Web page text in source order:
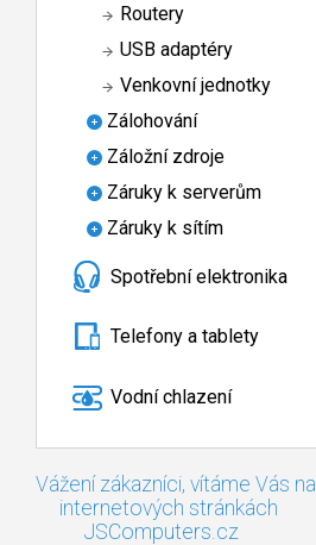
Routery
USB adaptéry
Venkovní jednotky
Zálohování
Záložní zdroje
Záruky k serverům
Záruky k sítím
Spotřební elektronika
Telefony a tablety
Vodní chlazení
Vážení zákazníci, vítáme Vás na
internetových stránkách
JSComputers.cz